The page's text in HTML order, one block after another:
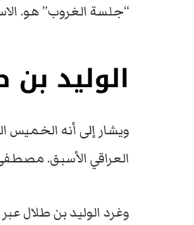
“جلسة الغروب” هو.
الوليد
ويشار إلى أنه الخميس
العراقي الأسبق.
وغرد الوليد بن طلال